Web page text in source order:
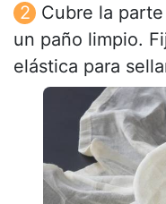
Cubre la
un paño limpio.
elástica para